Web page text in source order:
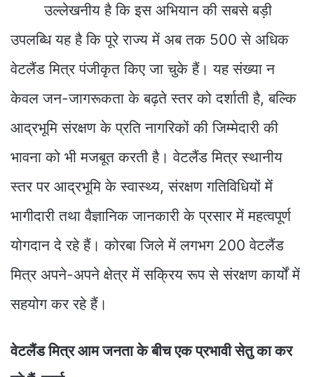
उल्लेखनीय है कि इस अभियान की सबसे बड़ी
उपलब्धि यह है कि पूरे राज्य में अब तक 500 से अधिक
वेटलैंड मित्र पंजीकृत किए जा चुके हैं। यह संख्या न
केवल जन-जागरूकता के बढ़ते स्तर को दर्शाती है, बल्कि
आद्रभूमि संरक्षण के प्रति नागरिकों की जिम्मेदारी की
भावना को भी मजबूत करती है। वेटलैंड मित्र स्थानीय
स्तर पर आद्रभूमि के स्वास्थ्य, संरक्षण गतिविधियों में
भागीदारी तथा वैज्ञानिक जानकारी के प्रसार में महत्वपूर्ण
योगदान दे रहे हैं। कोरबा जिले में लगभग 200 वेटलैंड
मित्र अपने-अपने क्षेत्र में सक्रिय रूप से संरक्षण कार्यों में
सहयोग कर रहे हैं।
वेटलैंड मित्र आम जनता के बीच एक प्रभावी सेतु का कर